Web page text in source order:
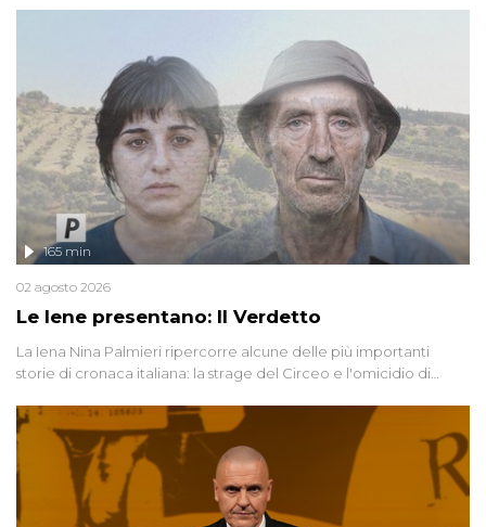
Le Iene presentano: Il Verdetto
165 min
02 agosto 2026
La Iena Nina Palmieri ripercorre alcune delle più importanti
storie di cronaca italiana: la strage del Circeo e l'omicidio di